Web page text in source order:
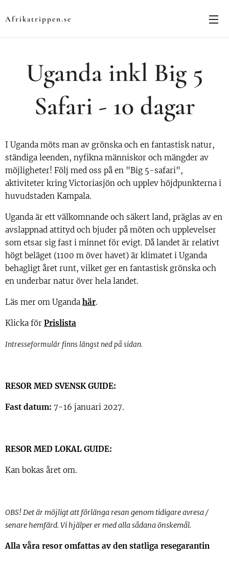
Afrikatrippen.se
Uganda inkl Big 5
Safari - 10 dagar
I Uganda möts man av grönska och en fantastisk natur,
ständiga leenden, nyfikna människor och mängder av
möjligheter! Följ med oss på en "Big 5-safari",
aktiviteter kring Victoriasjön och upplev höjdpunkterna i
huvudstaden Kampala.
Uganda är ett välkomnande och säkert land, präglas av en
avslappnad attityd och bjuder på möten och upplevelser
som etsar sig fast i minnet för evigt. Då landet är relativt
högt beläget (1100 m över havet) är klimatet i Uganda
behagligt året runt, vilket ger en fantastisk grönska och
en underbar natur över hela landet.
Läs mer om Uganda här.
Klicka för Prislista
Intresseformulär finns längst ned på sidan.
RESOR MED SVENSK GUIDE:
Fast datum: 7-16 januari 2027.
RESOR MED LOKAL GUIDE:
Kan bokas året om.
OBS! Det är möjligt att förlänga resan genom tidigare avresa /
senare hemfärd. Vi hjälper er med alla sådana önskemål.
Alla våra resor omfattas av den statliga resegarantin